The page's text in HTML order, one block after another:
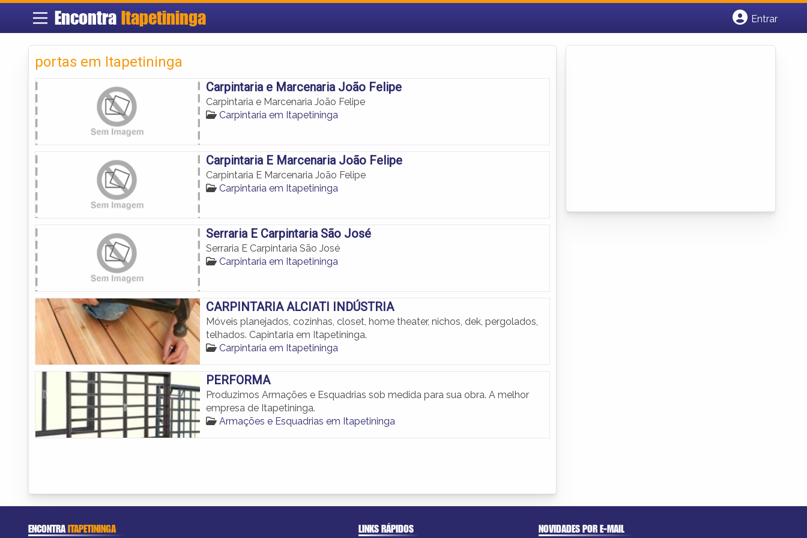
Encontra Itapetininga
Entrar
portas em Itapetininga
Carpintaria e Marcenaria João Felipe
Carpintaria e Marcenaria João Felipe
Carpintaria em Itapetininga
Carpintaria E Marcenaria João Felipe
Carpintaria E Marcenaria João Felipe
Carpintaria em Itapetininga
Serraria E Carpintaria São José
Serraria E Carpintaria São José
Carpintaria em Itapetininga
CARPINTARIA ALCIATI INDÚSTRIA
Móveis planejados, cozinhas, closet, home theater, nichos, dek, pergolados,
telhados. Capintaria em Itapetininga.
Carpintaria em Itapetininga
PERFORMA
Produzimos Armações e Esquadrias sob medida para sua obra. A melhor
empresa de Itapetininga.
Armações e Esquadrias em Itapetininga
ENCONTRAITAPETININGA LINKS RÁPIDOS NOVIDADES POR E-MAIL